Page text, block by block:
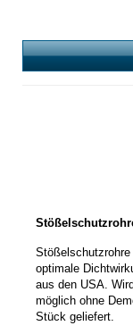
optimale
aus den USA.
möglich ohne
Stück geliefert.